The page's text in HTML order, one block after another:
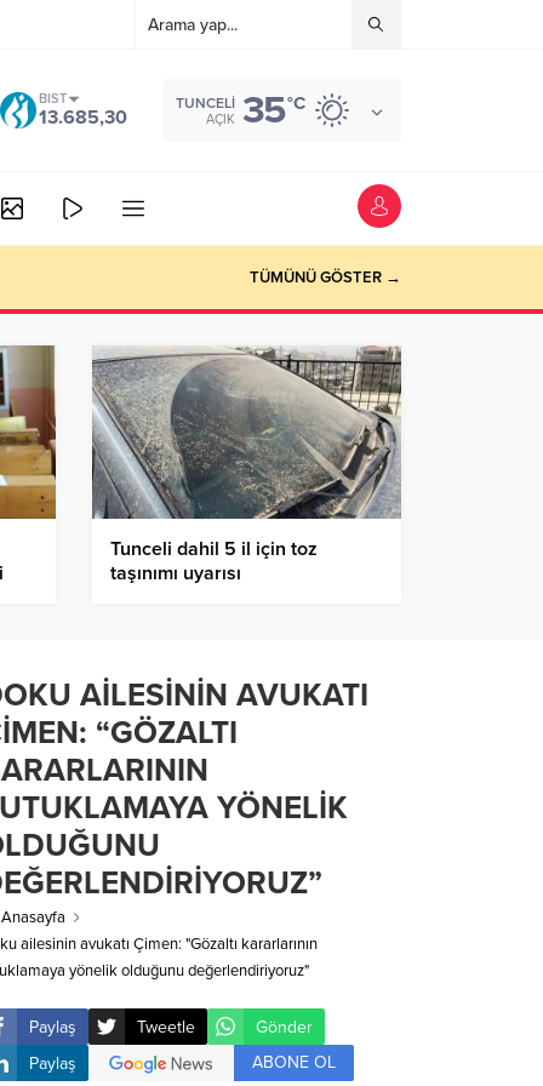
BIST
13.685,30
TUNCELI
AÇIK 35°C
TÜMÜNÜ GÖSTER →
Tunceli dahil 5 il için toz
taşınımı uyarısı
AİLESİNİN AVUKATI
“GÖZALTI
YÖNELİK
Anasayfa
ailesinin avukatı Çimen: "Gözaltı kararlarının
yönelik olduğunu değerlendiriyoruz"
Paylaş Tweetle
Gönder
Paylaş
ABONE OL